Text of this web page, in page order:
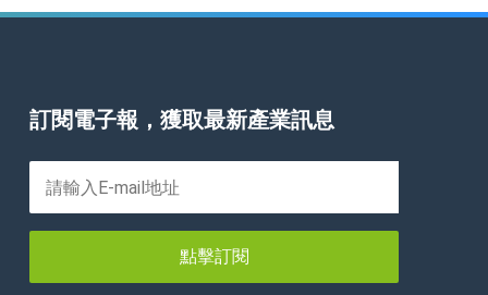
訂閱電子報，獲取最新產業訊息
點擊訂閱